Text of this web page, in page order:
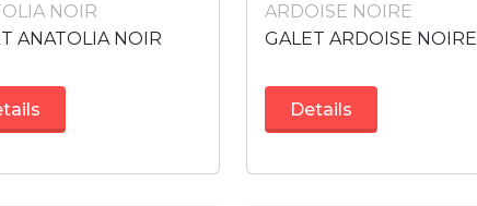
NOIR
ANATOLIA NOIR
ARDOISE NOIRE
GALET ARDOISE NOIRE
Details